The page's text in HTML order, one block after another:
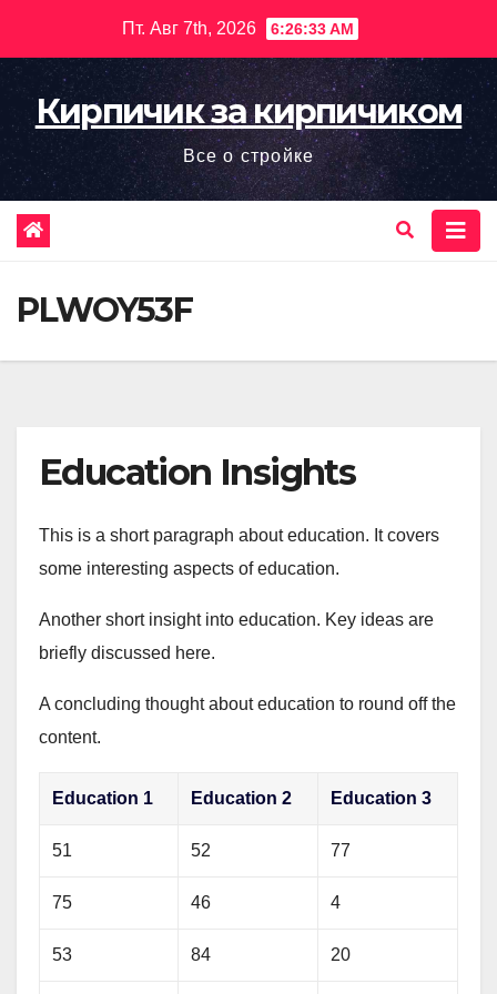
содержимому
Пт. Авг 7th, 2026 6:26:34 AM
Кирпичик за кирпичиком
Все о стройке
PLWOY53F
Education Insights
This is a short paragraph about education. It covers
some interesting aspects of education.
Another short insight into education. Key ideas are
briefly discussed here.
A concluding thought about education to round off the
content.
Education 1 Education 2 Education 3
51 52 77
75 46 4
53 84 20